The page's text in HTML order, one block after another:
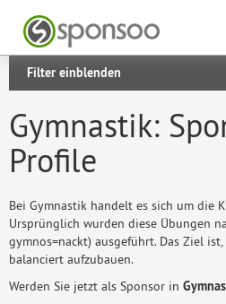
Filter einblenden
Gymnastik:
Profile
Bei Gymnastik handelt es sich um die
Ursprünglich wurden diese Übungen
gymnos=nackt) ausgeführt. Das Ziel
balanciert aufzubauen.
Werden Sie jetzt als Sponsor in